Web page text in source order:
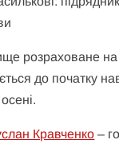
розраховане на
до початку
Кравченко –